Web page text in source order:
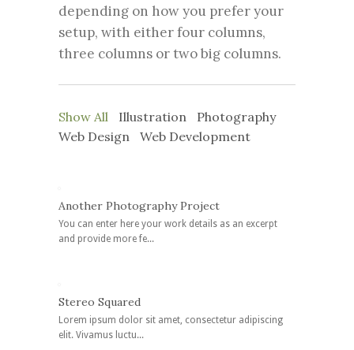
depending on how you prefer your
setup, with either four columns,
three columns or two big columns.
Show All Illustration
Photography
Web Design
Web Development
Another Photography Project
You can enter here your work details as an excerpt
and provide more fe...
Stereo Squared
Lorem ipsum dolor sit amet, consectetur adipiscing
elit. Vivamus luctu...